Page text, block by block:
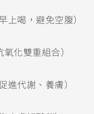
早上喝，避免空腹）
氧化雙重組合）
促進代謝、養膚）